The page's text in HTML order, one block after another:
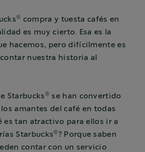
®
compra y tuesta cafés en
es muy cierto. Esa es la
hacemos, pero difícilmente es
nuestra historia al
Starbucks® se han convertido
amantes del café en todas
es tan atractivo para ellos ir a
Starbucks® ? Porque saben
contar con un servicio